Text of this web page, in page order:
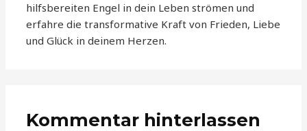
hilfsbereiten Engel in dein Leben strömen und
erfahre die transformative Kraft von Frieden, Liebe
und Glück in deinem Herzen.
Kommentar hinterlassen